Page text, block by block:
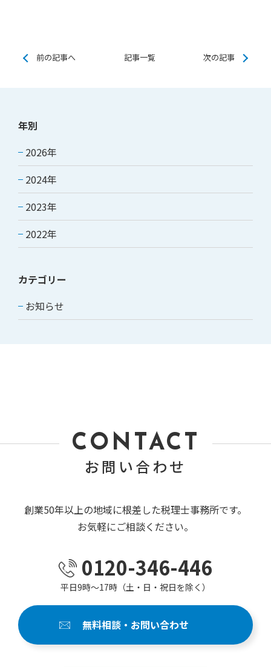
前の記事へ 記事一覧 次の記事
年別
2026年
2024年
2023年
2022年
カテゴリー
お知らせ
CONTACT
お問い合わせ
創業50年以上の地域に根差した税理士事務所です。
お気軽にご相談ください。
0120-346-446
平日9時～17時（土・日・祝日を除く）
無料相談・お問い合わせ